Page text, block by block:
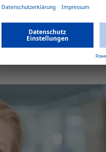
wollen wir Lösungen
Funktionalität und
Mitglied des Vorstands von
achten,
Abfall reduziert und der